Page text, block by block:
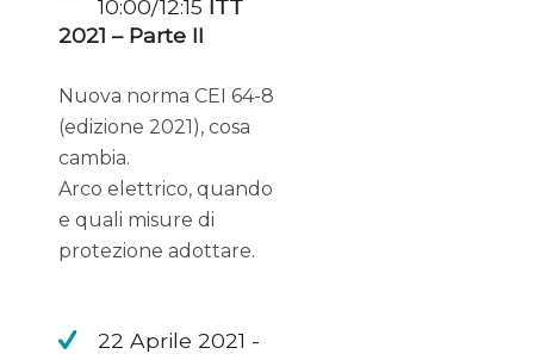
10:00/12:15 ITT
2021 – Parte II
Nuova norma CEI 64-8
(edizione 2021), cosa
cambia.
Arco elettrico, quando
e quali misure di
protezione adottare.
22 Aprile 2021 -